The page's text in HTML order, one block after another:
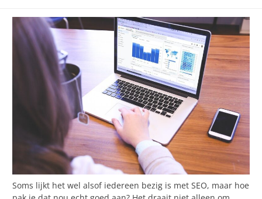
Soms lijkt het wel alsof iedereen bezig is met SEO, maar hoe